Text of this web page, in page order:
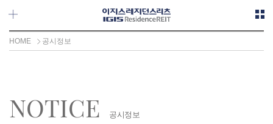
메뉴 바로가기 본문 바로가기
HOME 공시정보
NOTICE 공시정보